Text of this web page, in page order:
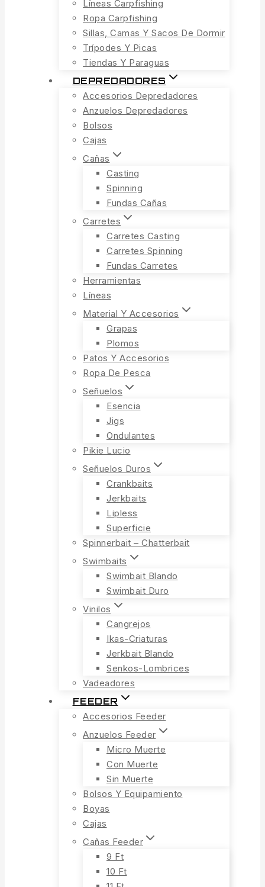
Líneas Carpfishing
Ropa Carpfishing
Sillas, Camas Y Sacos De Dormir
Trípodes Y Picas
Tiendas Y Paraguas
DEPREDADORES
Accesorios Depredadores
Anzuelos Depredadores
Bolsos
Cajas
Cañas
Casting
Spinning
Fundas Cañas
Carretes
Carretes Casting
Carretes Spinning
Fundas Carretes
Herramientas
Líneas
Material Y Accesorios
Grapas
Plomos
Patos Y Accesorios
Ropa De Pesca
Señuelos
Esencia
Jigs
Ondulantes
Pikie Lucio
Señuelos Duros
Crankbaits
Jerkbaits
Lipless
Superficie
Spinnerbait – Chatterbait
Swimbaits
Swimbait Blando
Swimbait Duro
Vinilos
Cangrejos
Ikas-Criaturas
Jerkbait Blando
Senkos-Lombrices
Vadeadores
FEEDER
Accesorios Feeder
Anzuelos Feeder
Micro Muerte
Con Muerte
Sin Muerte
Bolsos Y Equipamiento
Boyas
Cajas
Cañas Feeder
9 Ft
10 Ft